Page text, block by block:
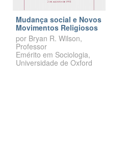
Mudança social e Novos
Movimentos Religiosos
por Bryan R. Wilson,
Professor
Emérito em Sociologia,
Universidade de Oxford